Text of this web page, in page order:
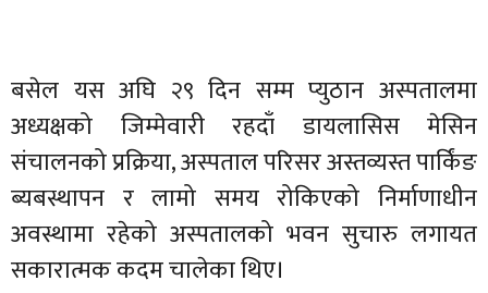
बसेल यस अघि २९ दिन सम्म प्युठान अस्पतालमा
अध्यक्षको जिम्मेवारी रहदाँ डायलासिस मेसिन
संचालनको प्रक्रिया, अस्पताल परिसर अस्तव्यस्त पार्किंङ
ब्यबस्थापन र लामो समय रोकिएको निर्माणाधीन
अवस्थामा रहेको अस्पतालको भवन सुचारु लगायत
सकारात्मक कदम चालेका थिए।